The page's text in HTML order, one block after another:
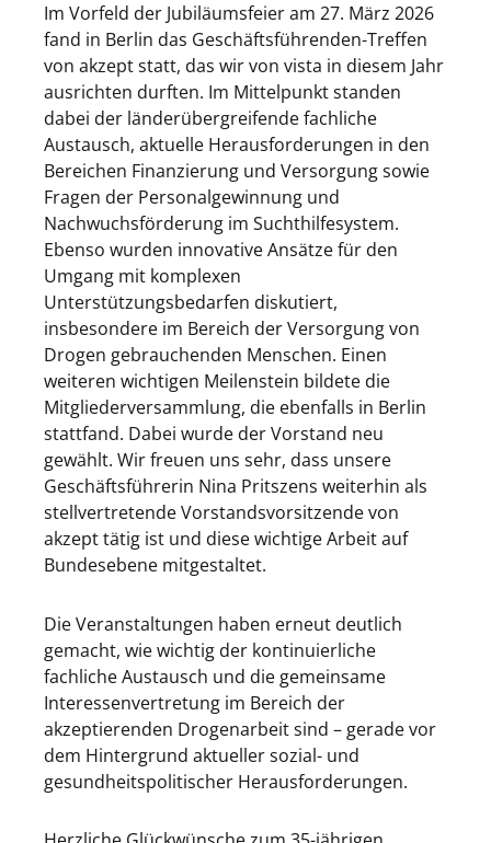
Im Vorfeld der Jubiläumsfeier am 27. März 2026
fand in Berlin das Geschäftsführenden-Treffen
von akzept statt, das wir von vista in diesem Jahr
ausrichten durften. Im Mittelpunkt standen
dabei der länderübergreifende fachliche
Austausch, aktuelle Herausforderungen in den
Bereichen Finanzierung und Versorgung sowie
Fragen der Personalgewinnung und
Nachwuchsförderung im Suchthilfesystem.
Ebenso wurden innovative Ansätze für den
Umgang mit komplexen
Unterstützungsbedarfen diskutiert,
insbesondere im Bereich der Versorgung von
Drogen gebrauchenden Menschen. Einen
weiteren wichtigen Meilenstein bildete die
Mitgliederversammlung, die ebenfalls in Berlin
stattfand. Dabei wurde der Vorstand neu
gewählt. Wir freuen uns sehr, dass unsere
Geschäftsführerin Nina Pritszens weiterhin als
stellvertretende Vorstandsvorsitzende von
akzept tätig ist und diese wichtige Arbeit auf
Bundesebene mitgestaltet.
Die Veranstaltungen haben erneut deutlich
gemacht, wie wichtig der kontinuierliche
fachliche Austausch und die gemeinsame
Interessenvertretung im Bereich der
akzeptierenden Drogenarbeit sind – gerade vor
dem Hintergrund aktueller sozial- und
gesundheitspolitischer Herausforderungen.